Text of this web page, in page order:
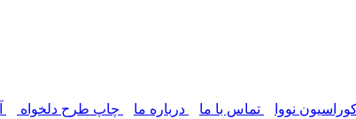
نووا تماس با ما درباره ما چاپ طرح دلخواه